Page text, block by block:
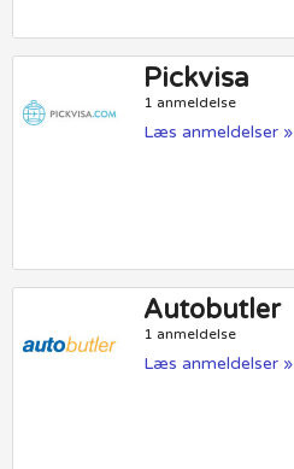
Pickvisa
1 anmeldelse
Læs anmeldelser »
Autobutler
1 anmeldelse
Læs anmeldelser »